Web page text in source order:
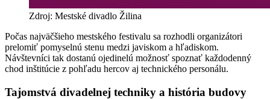
Zdroj: Mestské divadlo Žilina
Počas najväčšieho mestského festivalu sa rozhodli organizátori
prelomiť pomyselnú stenu medzi javiskom a hľadiskom.
Návštevníci tak dostanú ojedinelú možnosť spoznať každodenný
chod inštitúcie z pohľadu hercov aj technického personálu.
Tajomstvá divadelnej techniky a história budovy